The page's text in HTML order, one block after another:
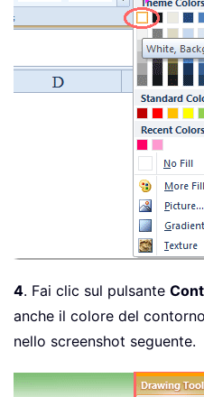
4. Fai clic sul pulsante
anche il colore del
nello screenshot seguente.